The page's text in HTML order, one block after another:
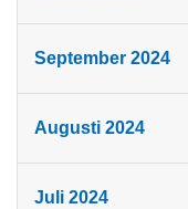
September 2024
Augusti 2024
Juli 2024